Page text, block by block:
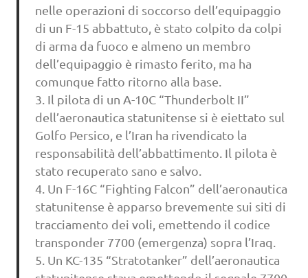
nelle operazioni di soccorso dell’equipaggio
di un F-15 abbattuto, è stato colpito da colpi
di arma da fuoco e almeno un membro
dell’equipaggio è rimasto ferito, ma ha
comunque fatto ritorno alla base.
3. Il pilota di un A-10C “Thunderbolt II”
dell’aeronautica statunitense si è eiettato sul
Golfo Persico, e l’Iran ha rivendicato la
responsabilità dell’abbattimento. Il pilota è
stato recuperato sano e salvo.
4. Un F-16C “Fighting Falcon” dell’aeronautica
statunitense è apparso brevemente sui siti di
tracciamento dei voli, emettendo il codice
transponder 7700 (emergenza) sopra l’Iraq.
5. Un KC-135 “Stratotanker” dell’aeronautica